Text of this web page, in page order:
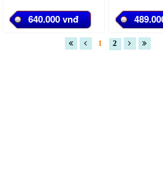
640.000 vnđ
1 2